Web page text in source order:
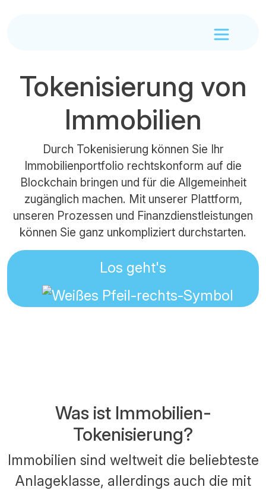
Tokenisierung von
Immobilien
Durch Tokenisierung können Sie Ihr
Immobilienportfolio rechtskonform auf die
Blockchain bringen und für die Allgemeinheit
zugänglich machen. Mit unserer Plattform,
unseren Prozessen und Finanzdienstleistungen
können Sie ganz unkompliziert durchstarten.
Los geht's
Was ist Immobilien-
Tokenisierung?
Immobilien sind weltweit die beliebteste
Anlageklasse, allerdings auch die mit